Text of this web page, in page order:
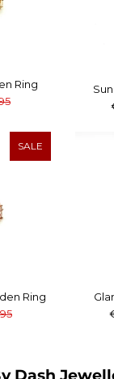
Ring
SALE
Ring